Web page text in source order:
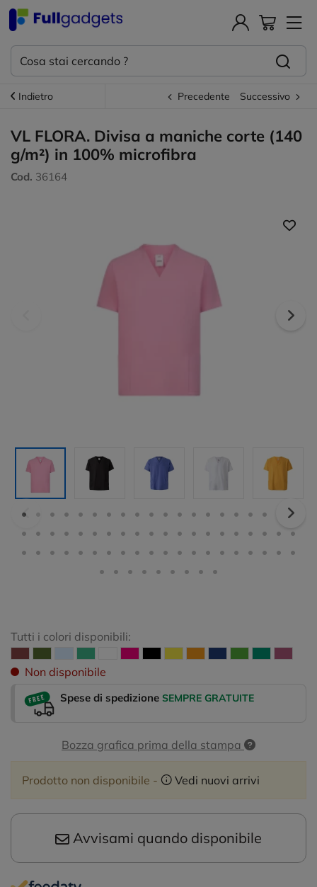
Indietro Precedente Successivo
VL FLORA. Divisa a maniche corte (140
g/m²) in 100% microfibra
Cod. 36164
Tutti i colori disponibili:
Non disponibile
Spese di spedizione SEMPRE GRATUITE
Bozza grafica prima della stampa
Prodotto non disponibile - Vedi nuovi arrivi
Avvisami quando disponibile